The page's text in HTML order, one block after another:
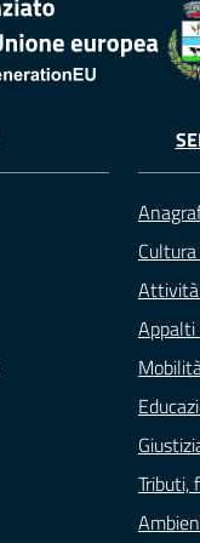
Appalti
Tributi,